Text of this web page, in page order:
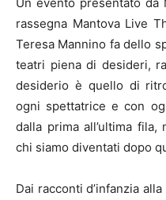
rassegna Mantova Live
Teresa Mannino fa dello
teatri piena di desideri,
desiderio è quello di
ogni spettatrice e con
dalla prima all’ultima
chi siamo diventati dopo
Dai racconti d’infanzia